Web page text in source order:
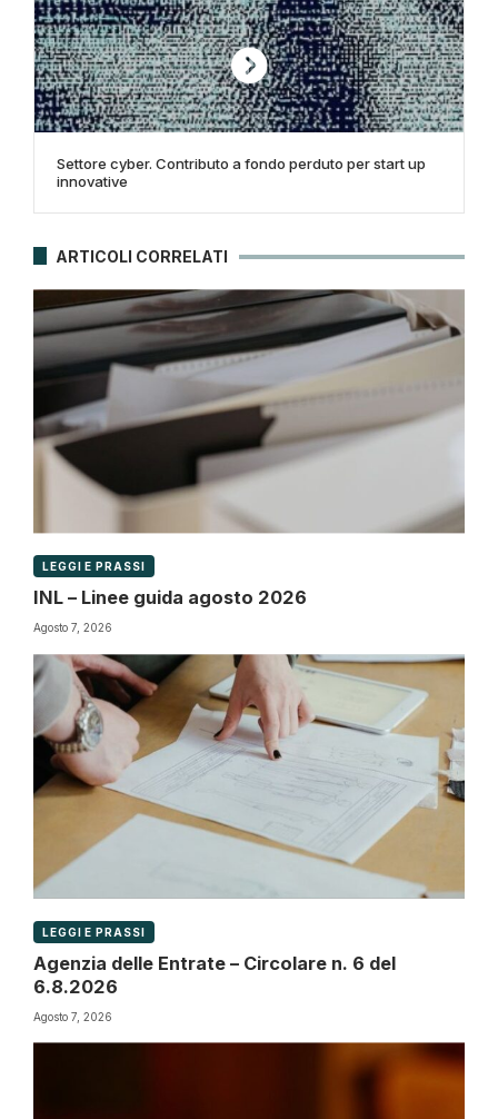
Settore cyber. Contributo a fondo perduto per start up
innovative
ARTICOLI CORRELATI
LEGGI E PRASSI
INL – Linee guida agosto 2026
Agosto 7, 2026
LEGGI E PRASSI
Agenzia delle Entrate – Circolare n. 6 del
6.8.2026
Agosto 7, 2026